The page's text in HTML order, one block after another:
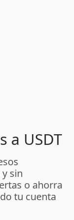
a USDT
sin
o ahorra
tu cuenta